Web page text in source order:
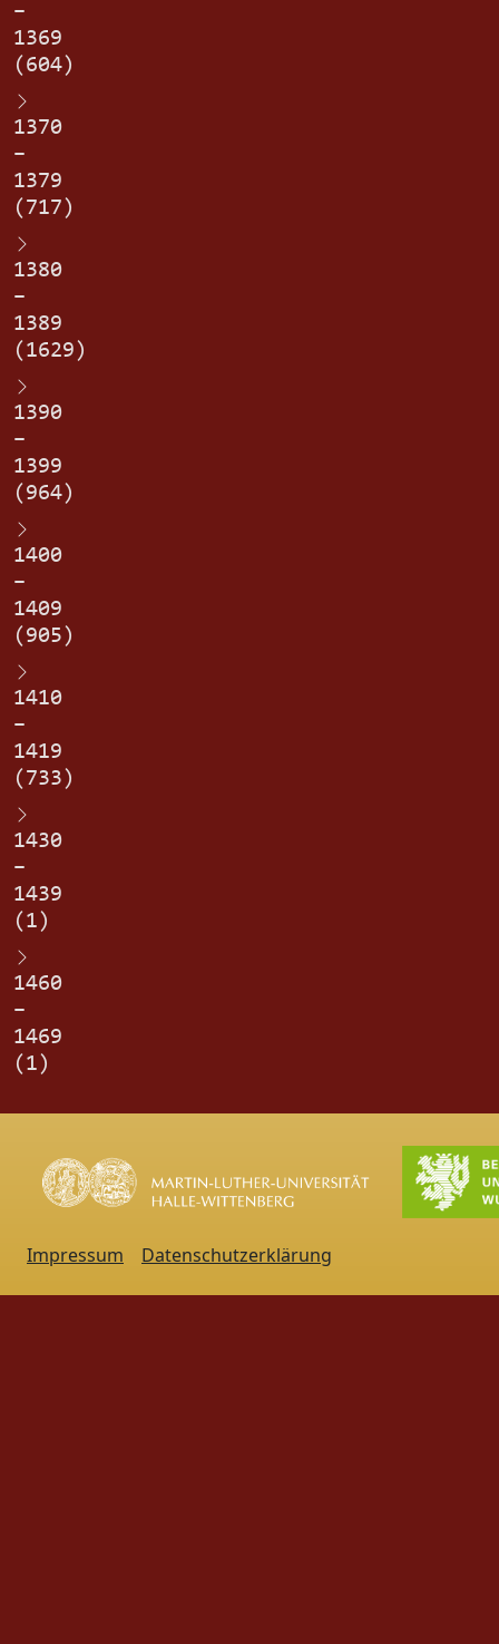
–
1369
(604)
1370
–
1379
(717)
1380
–
1389
(1629)
1390
–
1399
(964)
1400
–
1409
(905)
1410
–
1419
(733)
1430
–
1439
(1)
1460
–
1469
(1)
Impressum Datenschutzerklärung